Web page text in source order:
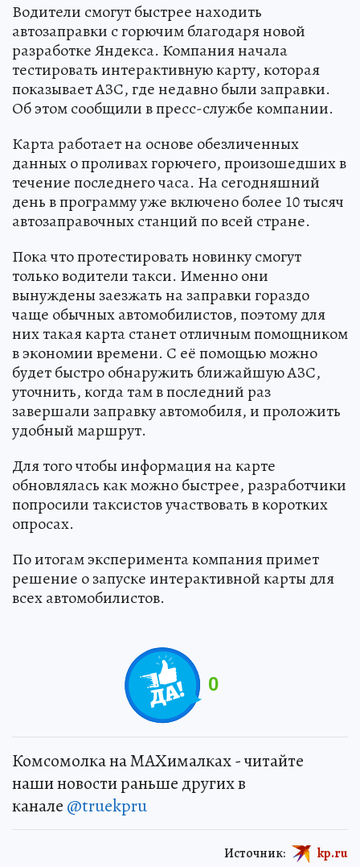
Водители смогут быстрее находить
автозаправки с горючим благодаря новой
разработке Яндекса. Компания начала
тестировать интерактивную карту, которая
показывает АЗС, где недавно были заправки.
Об этом сообщили в пресс-службе компании.
Карта работает на основе обезличенных
данных о проливах горючего, произошедших в
течение последнего часа. На сегодняшний
день в программу уже включено более 10 тысяч
автозаправочных станций по всей стране.
Пока что протестировать новинку смогут
только водители такси. Именно они
вынуждены заезжать на заправки гораздо
чаще обычных автомобилистов, поэтому для
них такая карта станет отличным помощником
в экономии времени. С её помощью можно
будет быстро обнаружить ближайшую АЗС,
уточнить, когда там в последний раз
завершали заправку автомобиля, и проложить
удобный маршрут.
Для того чтобы информация на карте
обновлялась как можно быстрее, разработчики
попросили таксистов участвовать в коротких
опросах.
По итогам эксперимента компания примет
решение о запуске интерактивной карты для
всех автомобилистов.
0
Комсомолка на MAXималках - читайте
наши новости раньше других в
канале @truekpru
Источник: kp.ru